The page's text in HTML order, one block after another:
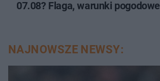
07.08? Flaga, warunki pogodowe
NAJNOWSZE NEWSY: